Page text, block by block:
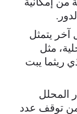
آخر يتمثل
مثل
ريثما يبت
المحلل
من توقف عدد